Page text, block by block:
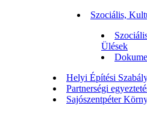
Szociális,
Ülések
Helyi Építési
Partnerségi
Sajószentpéter